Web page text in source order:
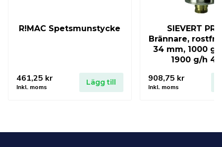
R!MAC Spetsmunstycke
461,25 kr
Inkl. moms
Lägg till
SIEVERT
Brännare,
34 mm, 1000 g/
1900 g/h 4
908,75 kr
Inkl. moms